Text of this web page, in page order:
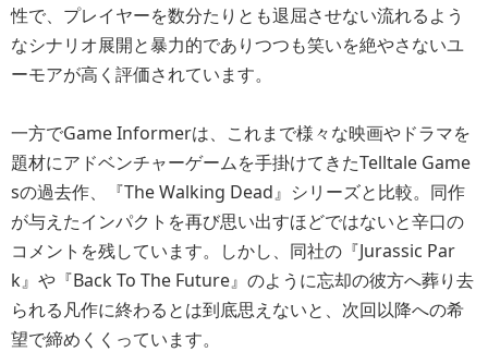
性で、プレイヤーを数分たりとも退屈させない流れるよう
なシナリオ展開と暴力的でありつつも笑いを絶やさないユ
ーモアが高く評価されています。
一方でGame Informerは、これまで様々な映画やドラマを
題材にアドベンチャーゲームを手掛けてきたTelltale Game
sの過去作、『The Walking Dead』シリーズと比較。同作
が与えたインパクトを再び思い出すほどではないと辛口の
コメントを残しています。しかし、同社の『Jurassic Par
k』や『Back To The Future』のように忘却の彼方へ葬り去
られる凡作に終わるとは到底思えないと、次回以降への希
望で締めくくっています。